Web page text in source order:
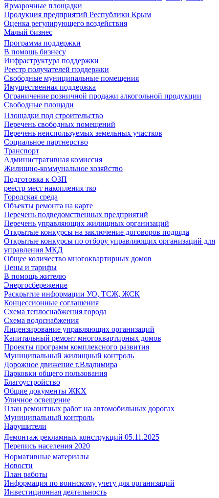
Ярмарочные площадки
Продукция предприятий Республики Крым
Оценка регулирующего воздействия
Малый бизнес
Программа поддержки
В помощь бизнесу
Инфраструктура поддержки
Реестр получателей поддержки
Свободные муниципальные помещения
Имущественная поддержка
Ограничение розничной продажи алкогольной продукции
Свободные площади
Площадки под строительство
Перечень свободных помещений
Перечень неиспользуемых земельных участков
Социальное партнерство
Транспорт
Административная комиссия
Жилищно-коммунальное хозяйство
Подготовка к ОЗП
реестр мест накопления тко
Городская среда
Объекты ремонта на карте
Перечень подведомственных предприятий
Перечень управляющих жилищных организаций
Открытые конкурсы на заключение договоров подряда
Открытые конкурсы по отбору управляющих организаций для
управления МКД
Общее количество многоквартирных домов
Цены и тарифы
В помощь жителю
Энергосбережение
Раскрытие информации УО, ТСЖ, ЖСК
Концессионные соглашения
Схема теплоснабжения города
Схема водоснабжения
Лицензирование управляющих организаций
Капитальный ремонт многоквартирных домов
Проекты программ комплексного развития
Муниципальный жилищный контроль
Дорожное движение г.Владимира
Парковки общего пользования
Благоустройство
Общие документы ЖКХ
Уличное освещение
План ремонтных работ на автомобильных дорогах
Муниципальный контроль
Нарушители
Демонтаж рекламных конструкций 05.11.2025
Перепись населения 2020
Нормативные материалы
Новости
План работы
Информация по воинскому учету для организаций
Инвестиционная деятельность